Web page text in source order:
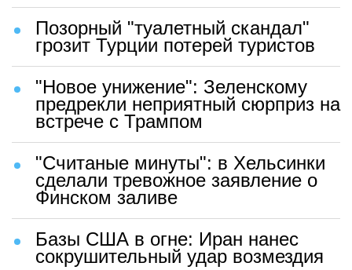
Позорный "туалетный скандал"
грозит Турции потерей туристов
"Новое унижение": Зеленскому
предрекли неприятный сюрприз на
встрече с Трампом
"Считаные минуты": в Хельсинки
сделали тревожное заявление о
Финском заливе
Базы США в огне: Иран нанес
сокрушительный удар возмездия